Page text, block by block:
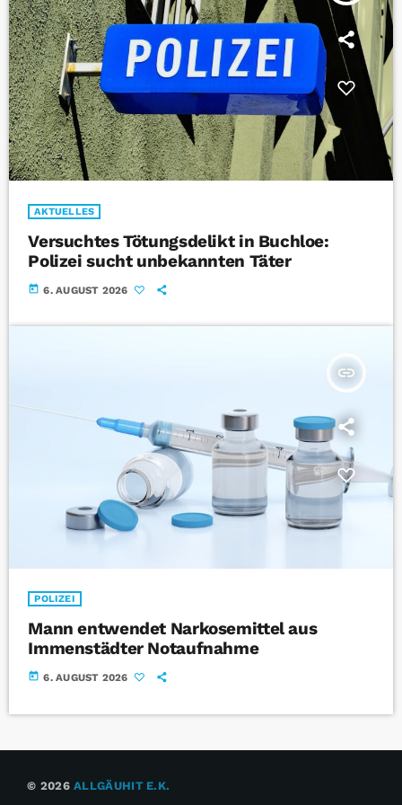
AKTUELLES
Versuchtes Tötungsdelikt in Buchloe:
Polizei sucht unbekannten Täter
today 6. AUGUST 2026
insert_link
POLIZEI
Mann entwendet Narkosemittel aus
Immenstädter Notaufnahme
today 6. AUGUST 2026
© 2026ALLGÄUHIT E.K.